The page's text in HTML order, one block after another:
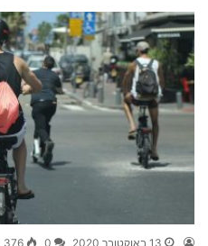
13 באוקטובר 2020 0
376